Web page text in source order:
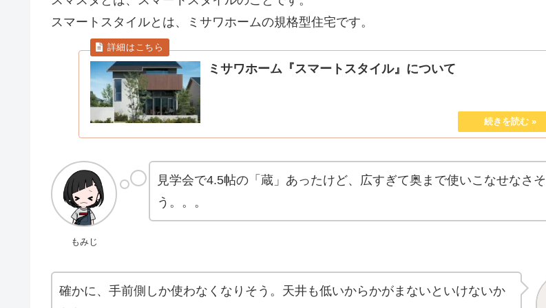
スマートスタイルとは、ミサワホームの規格型住宅です。
ミサワホーム『スマートスタイル』について
もみじ
見学会で4.5帖の「蔵」あったけど、広すぎて奥まで使いこなせなさそ
う。。。
確かに、手前側しか使わなくなりそう。天井も低いからかがまないといけないか